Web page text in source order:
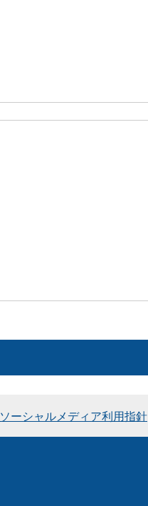
ソーシャルメディア利用指針